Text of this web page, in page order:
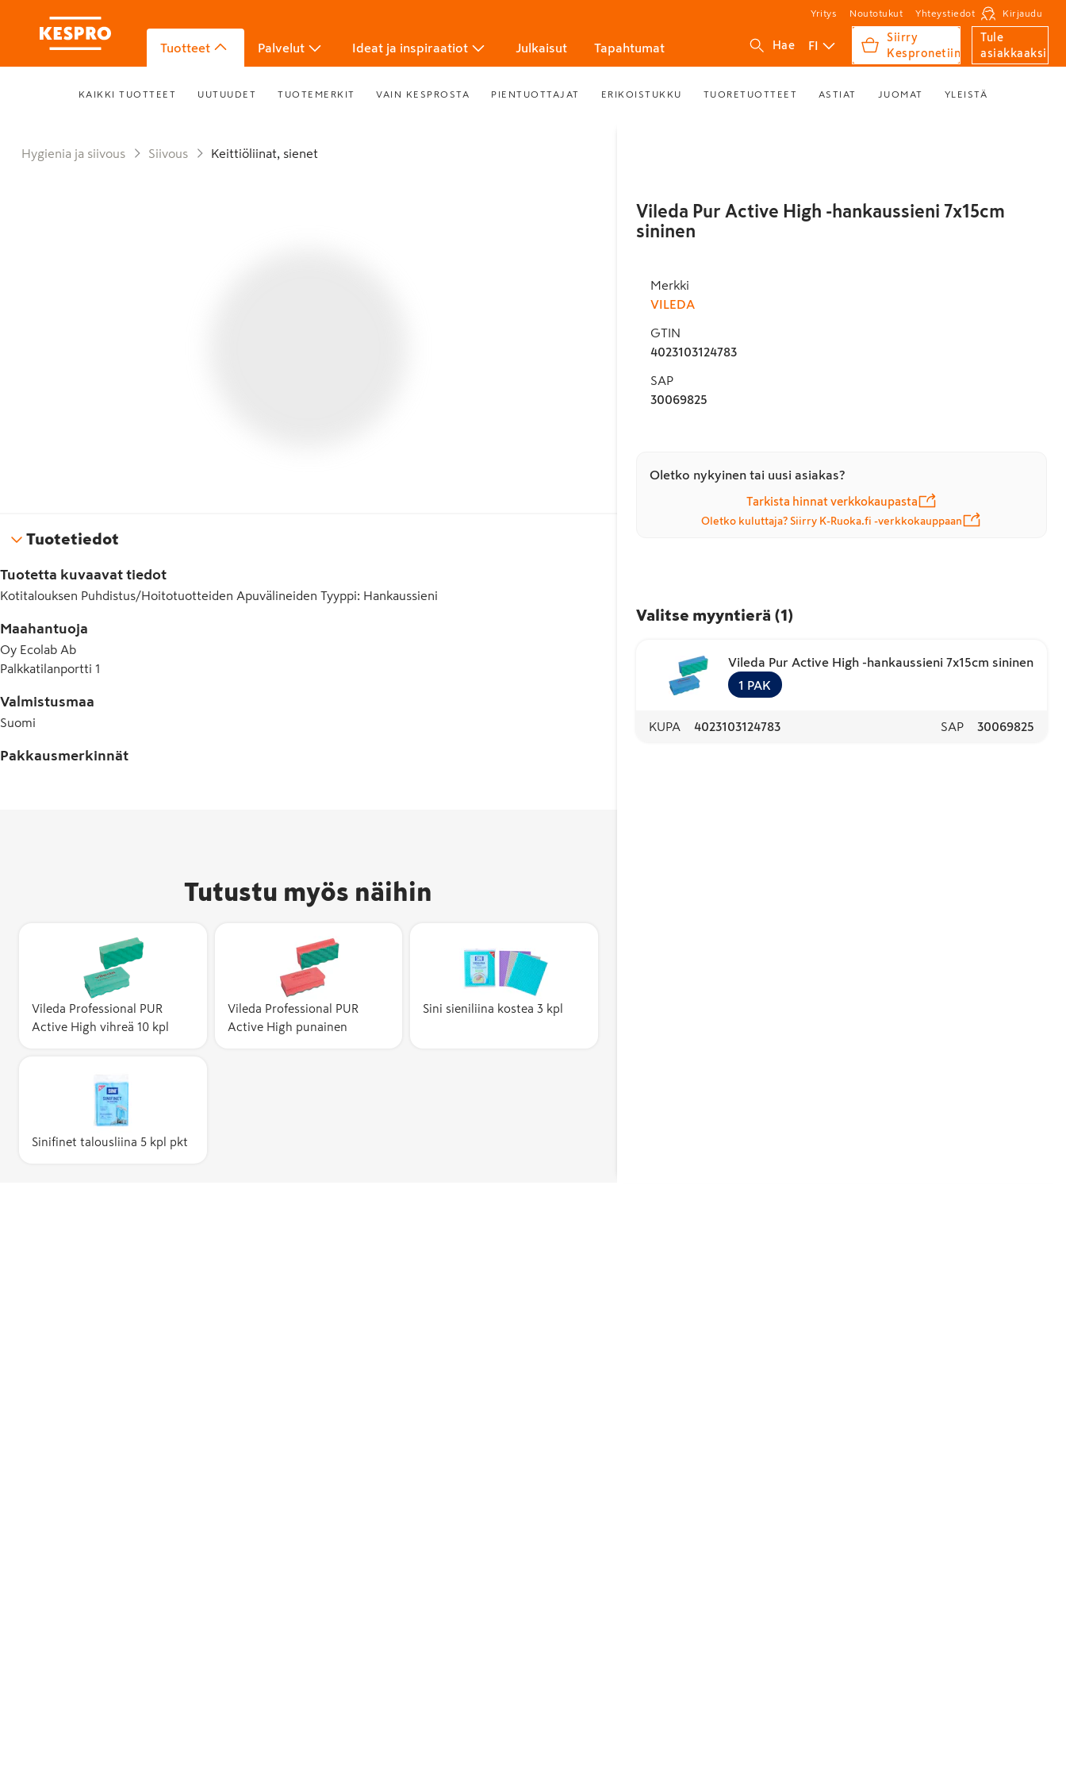
Yritys Noutotukut Yhteystiedot Kirjaudu
Tuotteet Palvelut Ideat ja inspiraatiot Julkaisut Tapahtumat Hae FI
Siirry
Kespronetiin
Tule
asiakkaaksi
KAIKKI TUOTTEET UUTUUDET TUOTEMERKIT VAIN KESPROSTA PIENTUOTTAJAT ERIKOISTUKKU TUORETUOTTEET ASTIAT JUOMAT YLEISTÄ
Hygienia ja siivous Siivous Keittiöliinat, sienet
Tuotetiedot
Tuotetta kuvaavat tiedot
Kotitalouksen Puhdistus/Hoitotuotteiden Apuvälineiden Tyyppi: Hankaussieni
Maahantuoja
Oy Ecolab Ab
Palkkatilanportti 1
Valmistusmaa
Suomi
Pakkausmerkinnät
Tutustu myös näihin
Vileda Professional PUR
Active High vihreä 10 kpl
Vileda Professional PUR
Active High punainen
Sini sieniliina kostea 3 kpl
Sinifinet talousliina 5 kpl pkt
Vileda Pur Active High -hankaussieni 7x15cm
sininen
Merkki
VILEDA
GTIN
4023103124783
SAP
30069825
Oletko nykyinen tai uusi asiakas?
Tarkista hinnat verkkokaupasta
Oletko kuluttaja? Siirry K-Ruoka.fi -verkkokauppaan
Valitse myyntierä (1 )
Vileda Pur Active High -hankaussieni 7x15cm sininen
1 PAK
KUPA 4023103124783 SAP 30069825